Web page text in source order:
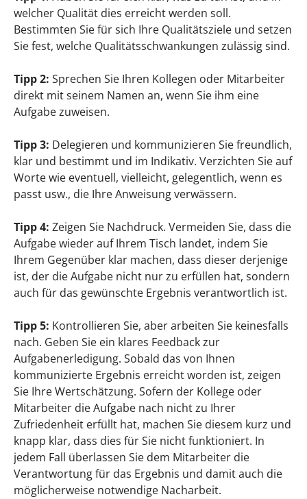
welcher Qualität dies erreicht werden soll.
Bestimmten Sie für sich Ihre Qualitätsziele und setzen
Sie fest, welche Qualitätsschwankungen zulässig sind.
Tipp 2: Sprechen Sie Ihren Kollegen oder Mitarbeiter
direkt mit seinem Namen an, wenn Sie ihm eine
Aufgabe zuweisen.
Tipp 3: Delegieren und kommunizieren Sie freundlich,
klar und bestimmt und im Indikativ. Verzichten Sie auf
Worte wie eventuell, vielleicht, gelegentlich, wenn es
passt usw., die Ihre Anweisung verwässern.
Tipp 4: Zeigen Sie Nachdruck. Vermeiden Sie, dass die
Aufgabe wieder auf Ihrem Tisch landet, indem Sie
Ihrem Gegenüber klar machen, dass dieser derjenige
ist, der die Aufgabe nicht nur zu erfüllen hat, sondern
auch für das gewünschte Ergebnis verantwortlich ist.
Tipp 5: Kontrollieren Sie, aber arbeiten Sie keinesfalls
nach. Geben Sie ein klares Feedback zur
Aufgabenerledigung. Sobald das von Ihnen
kommunizierte Ergebnis erreicht worden ist, zeigen
Sie Ihre Wertschätzung. Sofern der Kollege oder
Mitarbeiter die Aufgabe nach nicht zu Ihrer
Zufriedenheit erfüllt hat, machen Sie diesem kurz und
knapp klar, dass dies für Sie nicht funktioniert. In
jedem Fall überlassen Sie dem Mitarbeiter die
Verantwortung für das Ergebnis und damit auch die
möglicherweise notwendige Nacharbeit.